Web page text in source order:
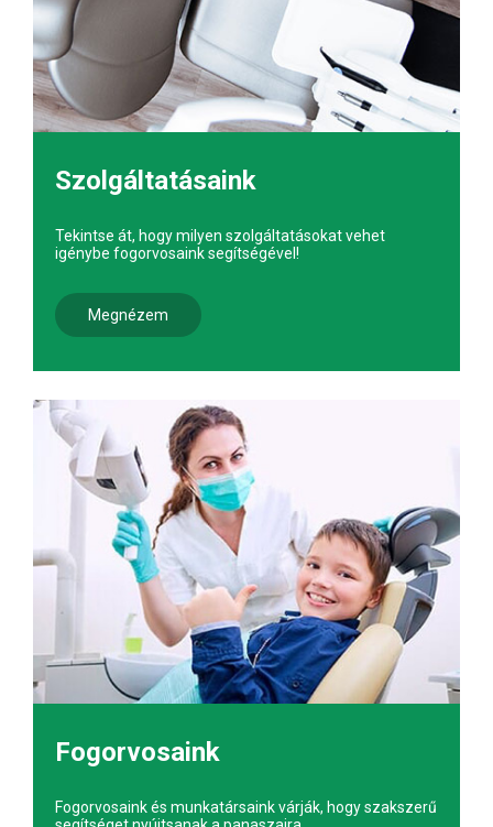
Szolgáltatásaink
Tekintse át, hogy milyen szolgáltatásokat vehet
igénybe fogorvosaink segítségével!
Megnézem
Fogorvosaink
Fogorvosaink és munkatársaink várják, hogy szakszerű